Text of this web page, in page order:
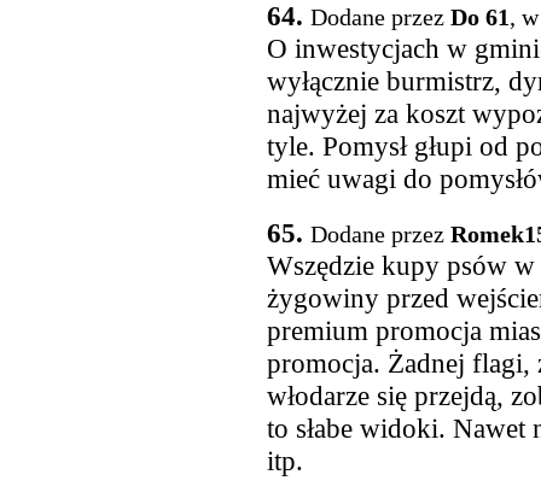
64. Dodane przez Do 61,
O inwestycjach w
wyłącznie burmistrz,
najwyżej za koszt
tyle. Pomysł głupi od
mieć uwagi do
65. Dodane przez
Wszędzie kupy psów
żygowiny przed
premium promocja
promocja. Żadnej flagi,
włodarze się przejdą,
to słabe widoki. Nawet
itp.